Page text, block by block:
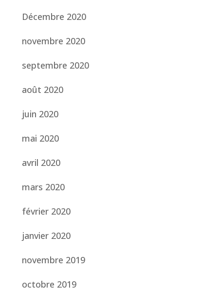
Décembre 2020
novembre 2020
septembre 2020
août 2020
juin 2020
mai 2020
avril 2020
mars 2020
février 2020
janvier 2020
novembre 2019
octobre 2019